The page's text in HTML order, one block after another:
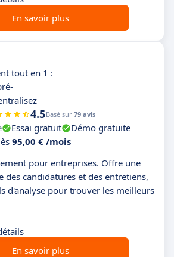
En savoir plus
tout en 1 :
4.5Basé sur 79 avis
Essai gratuit
Démo gratuite
95,00 € /mois
pour entreprises. Offre une
des candidatures et des entretiens,
d'analyse pour trouver les meilleurs
En savoir plus